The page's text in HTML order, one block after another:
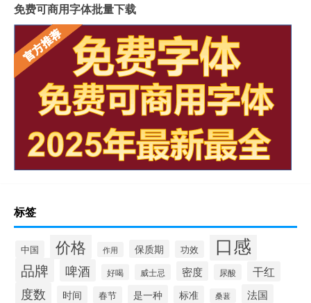
免费可商用字体批量下载
标签
中国 价格 作用 保质期 功效 口感
品牌 啤酒 好喝 威士忌 密度 尿酸 干红
度数 时间 春节 是一种 标准 桑葚 法国